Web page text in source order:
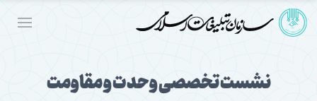
نشست تخصصی وحدت و مقاومت